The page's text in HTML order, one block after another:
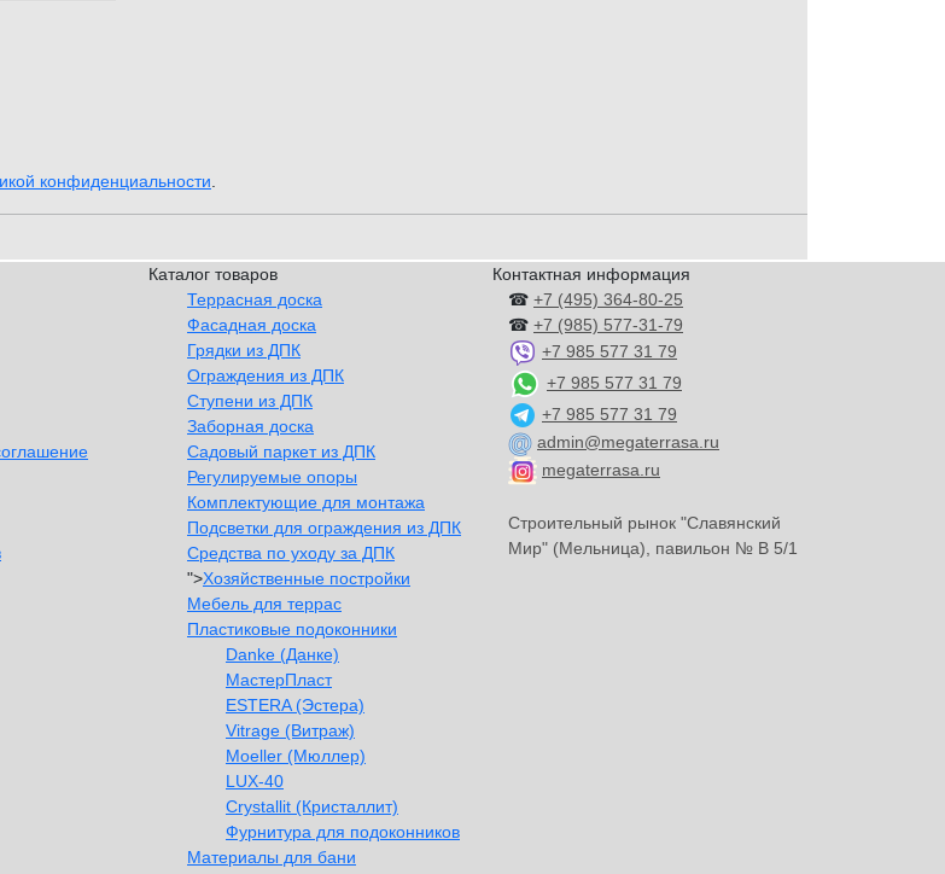
конфиденциальности.
Каталог товаров
Террасная доска
Фасадная доска
Грядки из ДПК
Ограждения из ДПК
Ступени из ДПК
Заборная доска
Садовый паркет из ДПК
Регулируемые опоры
Комплектующие для монтажа
Подсветки для ограждения из ДПК
Средства по уходу за ДПК
">Хозяйственные постройки
Мебель для террас
Пластиковые подоконники
Danke (Данке)
МастерПласт
ESTERA (Эстера)
Vitrage (Витраж)
Moeller (Мюллер)
LUX-40
Crystallit (Кристаллит)
Фурнитура для подоконников
Материалы для бани
Контактная информация
☎ +7 (495) 364-80-25
☎ +7 (985) 577-31-79
+7 985 577 31 79
+7 985 577 31 79
+7 985 577 31 79
admin@megaterrasa.ru
megaterrasa.ru
Строительный рынок "Славянский
Мир" (Мельница), павильон № В 5/1